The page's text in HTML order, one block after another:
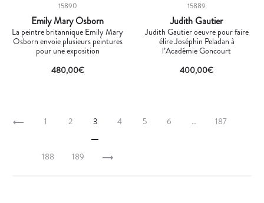
15890
Emily Mary Osborn
La peintre britannique Emily Mary
Osborn envoie plusieurs peintures
pour une exposition
480,00€
15889
Judith Gautier
Judith Gautier oeuvre pour faire
élire Joséphin Peladan à
l’Académie Goncourt
400,00€
1 2 3 4 5 6 … 187
188 189